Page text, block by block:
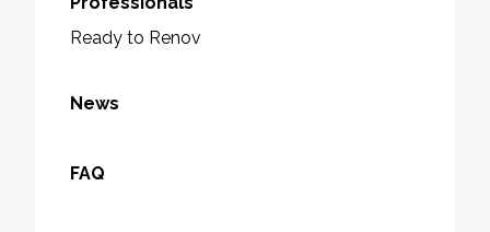
Ready to Renov
News
FAQ